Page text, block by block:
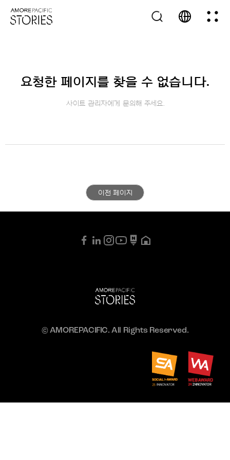
요청한 페이지를 찾을 수 없습니다.
사이트 관리자에게 문의해 주세요.
이전 페이지
© AMOREPACIFIC. All Rights Reserved.